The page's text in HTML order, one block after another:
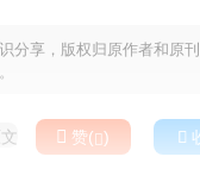
分享，版权归原作者和原
 赞() 